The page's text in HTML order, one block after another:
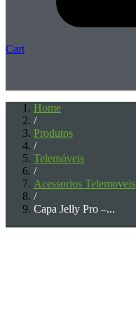
Cart
Home
/
Produtos
/
Telemóveis
/
Acessorios Telemoveis
/
Capa Jelly Pro –...